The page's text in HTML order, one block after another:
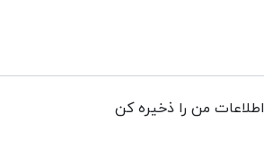
اطلاعات من را ذخیره کن